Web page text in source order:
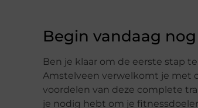
Begin vandaag
Ben je klaar om de eerste stap
Amstelveen verwelkomt je met
voordelen van deze complete
je nodig hebt om je